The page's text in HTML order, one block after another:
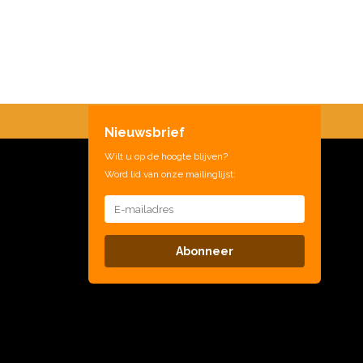
Nieuwsbrief
Wilt u op de hoogte blijven?
Word lid van onze mailinglijst:
Abonneer